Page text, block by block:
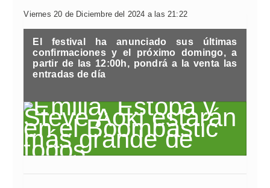
Viernes 20 de Diciembre del 2024 a las 21:22
El festival ha anunciado sus últimas
confirmaciones y el próximo domingo, a
partir de las 12:00h, pondrá a la venta las
entradas de día